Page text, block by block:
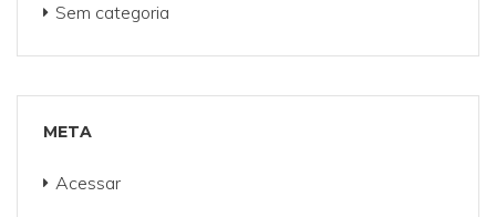
Sem categoria
META
Acessar